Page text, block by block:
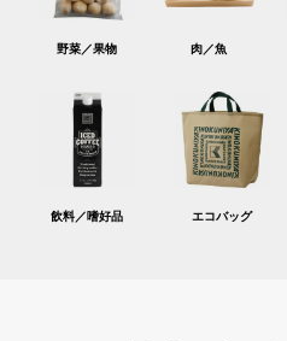
野菜／果物 肉／魚
飲料／嗜好品 エコバッグ